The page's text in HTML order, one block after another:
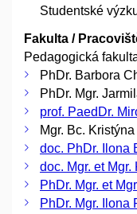
Studentské
Fakulta /
Pedagogická
PhDr. Barbora
PhDr. Mgr.
prof. PaedDr.
Mgr. Bc.
doc. PhDr. Ilona
doc. Mgr. et
PhDr. Mgr. et
PhDr. Mgr. Ilona